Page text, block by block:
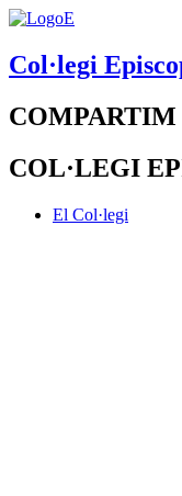
Col·legi
COL·LEGI
El Col·legi